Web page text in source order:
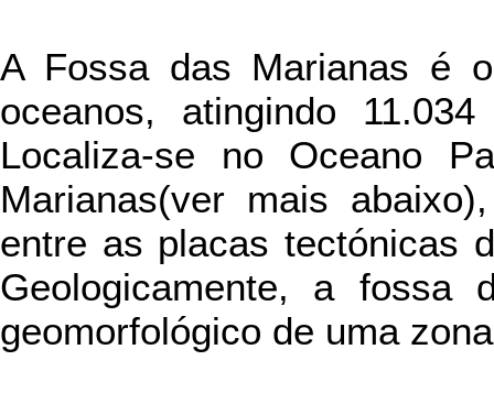
A Fossa das Marianas é
oceanos, atingindo
Localiza-se no Oceano
Marianas(ver mais
entre as placas tectónicas
Geologicamente, a fossa
geomorfológico de uma